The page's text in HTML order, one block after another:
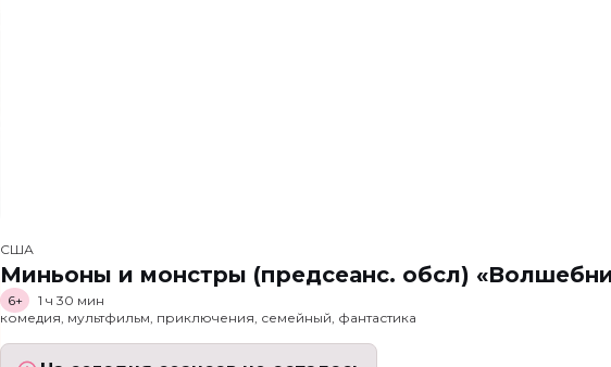
США
Миньоны и монстры (предсеанс. обсл)
6+
1 ч 30 мин
комедия, мультфильм, приключения, семейный, фантастика